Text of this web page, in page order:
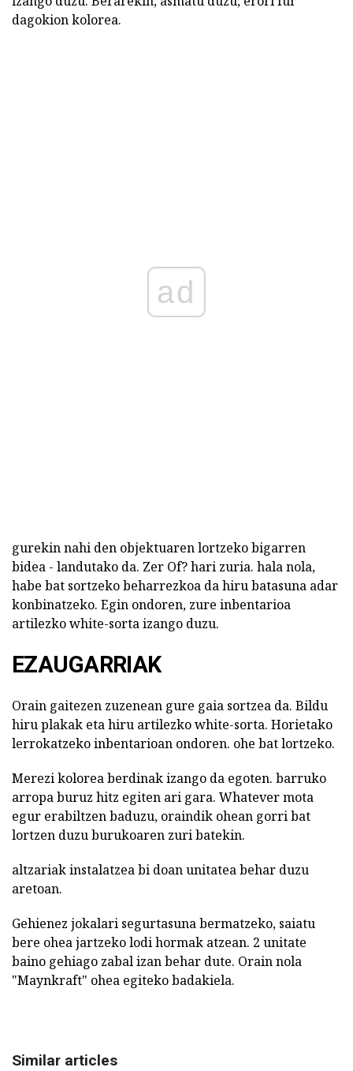
dagokion kolorea.
ad
gurekin nahi den objektuaren lortzeko bigarren
bidea - landutako da. Zer Of? hari zuria. hala nola,
habe bat sortzeko beharrezkoa da hiru batasuna adar
konbinatzeko. Egin ondoren, zure inbentarioa
artilezko white-sorta izango duzu.
EZAUGARRIAK
Orain gaitezen zuzenean gure gaia sortzea da. Bildu
hiru plakak eta hiru artilezko white-sorta. Horietako
lerrokatzeko inbentarioan ondoren. ohe bat lortzeko.
Merezi kolorea berdinak izango da egoten. barruko
arropa buruz hitz egiten ari gara. Whatever mota
egur erabiltzen baduzu, oraindik ohean gorri bat
lortzen duzu burukoaren zuri batekin.
altzariak instalatzea bi doan unitatea behar duzu
aretoan.
Gehienez jokalari segurtasuna bermatzeko, saiatu
bere ohea jartzeko lodi hormak atzean. 2 unitate
baino gehiago zabal izan behar dute. Orain nola
"Maynkraft" ohea egiteko badakiela.
Similar articles